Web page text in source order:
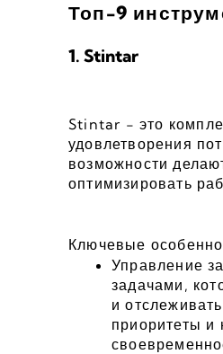
Топ-9
1. Stintar
Stintar - это
удовлетворения
возможности
оптимизировать
Ключевые
Управление
задачами,
и
приоритеты и